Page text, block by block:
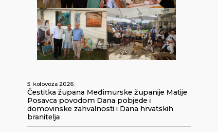
5. kolovoza 2026.
Čestitka župana Međimurske županije Matije
Posavca povodom Dana pobjede i
domovinske zahvalnosti i Dana hrvatskih
branitelja